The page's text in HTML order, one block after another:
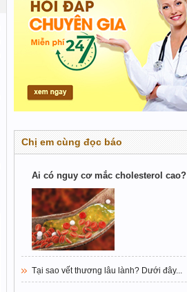
Chị em cùng đọc báo
Ai có nguy cơ mắc cholesterol cao?
Tại sao vết thương lâu lành? Dưới đây...